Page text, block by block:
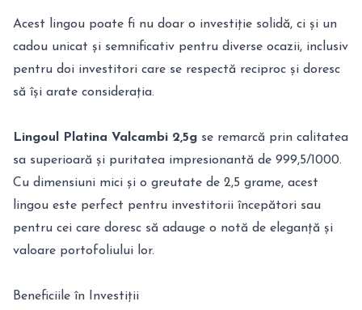
Acest lingou poate fi nu doar o investiție solidă, ci și un
cadou unicat și semnificativ pentru diverse ocazii, inclusiv
pentru doi investitori care se respectă reciproc și doresc
să își arate considerația.
Lingoul Platina Valcambi 2,5g se remarcă prin calitatea
sa superioară și puritatea impresionantă de 999,5/1000.
Cu dimensiuni mici și o greutate de 2,5 grame, acest
lingou este perfect pentru investitorii începători sau
pentru cei care doresc să adauge o notă de eleganță și
valoare portofoliului lor.
Beneficiile în Investiții